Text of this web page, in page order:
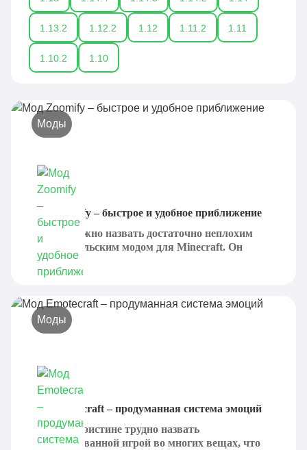
1.13.2 1.12.2 1.12 1.11.2 1.11
1.10.2 1.10
Моды
Мод Zoomify – быстрое и удобное приближение
Zoomify можно назвать достаточно неплохим
пользовательским модом для Minecraft. Он
призван...
Моды
Мод Emotecraft – продуманная система эмоций
Minecraft поистине трудно назвать
детализированной игрой во многих вещах, что